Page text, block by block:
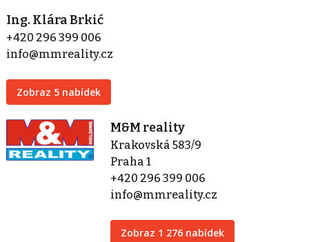
Ing. Klára Brkić
+420 296 399 006
info@mmreality.cz
Zobraz 5 nabídek
M&M reality
Krakovská 583/9
Praha 1
+420 296 399 006
info@mmreality.cz
Zobraz 1 276 nabídek